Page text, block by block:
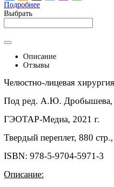
Подробнее
Выбрать
Описание
Отзывы
Челюстно-лицевая
Под ред. А.Ю.
ГЭОТАР-Медиа, 2021 г.
Твердый переплет, 880
ISBN: 978-5-9704-5971-3
Описание: